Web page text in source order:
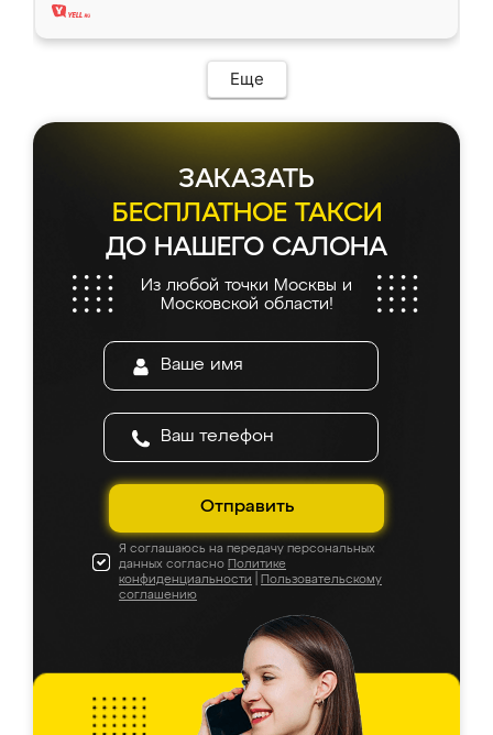
Еще
ЗАКАЗАТЬ
БЕСПЛАТНОЕ ТАКСИ
ДО НАШЕГО САЛОНА
Из любой точки Москвы и
Московской области!
Отправить
Я соглашаюсь на передачу персональных
данных согласно Политике
конфиденциальности
Пользовательскому
соглашению